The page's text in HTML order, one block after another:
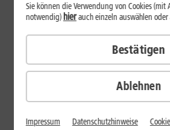
5G-Netz auf Basis der neuen Open-
Nachdem bereits seit Dezember 2022
(FWA) angeboten wird, stehen ab
Dienste (eMBB) bereit. Das 1&1 O-RAN
funktionsfähig und deutschlandweit
Überall dort, wo das im Aufbau
über keine eigene Abdeckung verfügt,
perspektivisch ab Sommer 2024 im
Ablehnen
Sie können die Verwendung von Cookies (mit
notwendig) hierauch einzeln auswählen oder
Bestätigen
Impressum Datenschutzhinweise